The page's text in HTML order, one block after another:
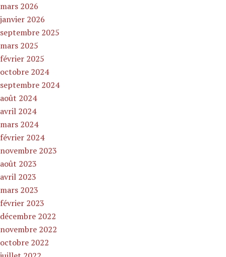
mars 2026
janvier 2026
septembre 2025
mars 2025
février 2025
octobre 2024
septembre 2024
août 2024
avril 2024
mars 2024
février 2024
novembre 2023
août 2023
avril 2023
mars 2023
février 2023
décembre 2022
novembre 2022
octobre 2022